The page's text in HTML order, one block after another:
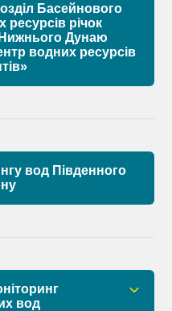
Причорномор’я
Басейнового
ресурсів річок
Дунаю
водних ресурсів
вод Південного
вод